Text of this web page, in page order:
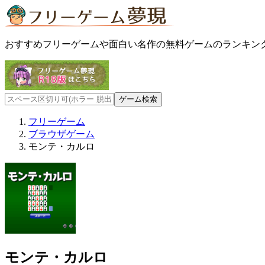
おすすめフリーゲームや面白い名作の無料ゲームのランキン
フリーゲーム
ブラウザゲーム
モンテ・カルロ
モンテ・カルロ